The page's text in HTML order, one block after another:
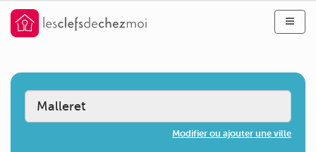
Modifier ou ajouter une ville